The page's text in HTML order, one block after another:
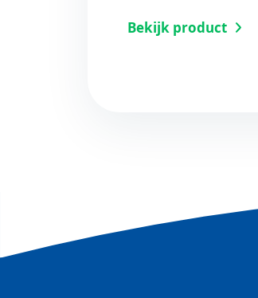
Bekijk product